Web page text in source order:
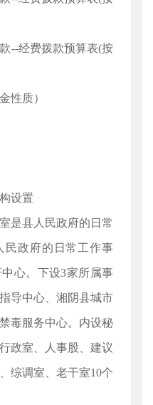
--经费拨款预算表(按
性质）
设置
是县人民政府的日常
民政府的日常工作事
心。下设3家所属事
导中心、湘阴县城市
毒服务中心。内设秘
政室、人事股、建议
综调室、老干室10个